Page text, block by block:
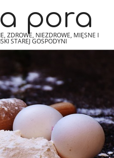
pora
ZDROWE, NIEZDROWE, MIĘSNE I
STAREJ GOSPODYNI